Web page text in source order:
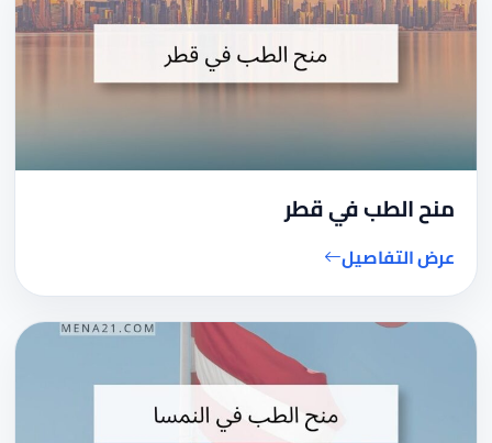
منح الطب في قطر
عرض التفاصيل